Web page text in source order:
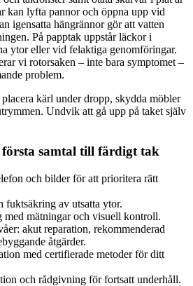
kan lyfta pannor och öppna upp vid
igensatta hängrännor gör att vatten
På papptak uppstår läckor i
ytor eller vid felaktiga genomföringar.
vi rotorsaken – inte bara symptomet –
problem.
kärl under dropp, skydda möbler
Undvik att gå upp på taket själv
samtal till färdigt tak
och bilder för att prioritera rätt
fuktsäkring av utsatta ytor.
med mätningar och visuell kontroll.
akut reparation, rekommenderad
åtgärder.
med certifierade metoder för ditt
och rådgivning för fortsatt underhåll.